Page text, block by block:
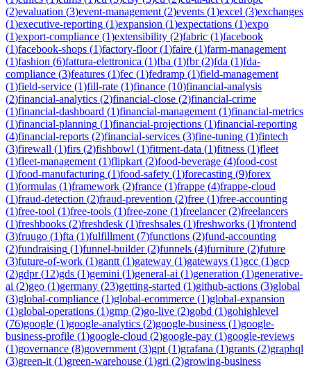
(2)evaluation (3)event-management (2)events (1)excel (3)exchanges
(1)executive-reporting (1)expansion (1)expectations (1)expo
(1)export-compliance (1)extensibility (2)fabric (1)facebook
(1)facebook-shops (1)factory-floor(1)faire (1)farm-management
(1)fashion (6)fattura-elettronica (1)fba (1)fbr(2)fda (1)fda-
compliance (3)features (1)fec (1)fedramp (1)field-management
(1)field-service (1)fill-rate (1)finance (10)financial-analysis
(2)financial-analytics (2)financial-close (2)financial-crime
(1)financial-dashboard (1)financial-management (1)financial-metrics
(1)financial-planning (1)financial-projections (1)financial-reporting
(4)financial-reports (2)financial-services (3)fine-tuning (1)fintech
(3)firewall (1)firs (2)fishbowl (1)fitment-data (1)fitness (1)fleet
(1)fleet-management (1)flipkart (2)food-beverage (4)food-cost
(1)food-manufacturing (1)food-safety (1)forecasting (9)forex
(1)formulas (1)framework (2)france (1)frappe (4)frappe-cloud
(1)fraud-detection (2)fraud-prevention (2)free (1)free-accounting
(1)free-tool (1)free-tools (1)free-zone (1)freelancer(2)freelancers
(1)freshbooks (2)freshdesk (1)freshsales (1)freshworks (1)frontend
(3)fruugo (1)fta (1)fulfillment (7)functions (2)fund-accounting
(2)fundraising (1)funnel-builder(2)funnels (4)furniture (2)future
(3)future-of-work (1)gantt (1)gateway (1)gateways (1)gcc (1)gcp
(2)gdpr(12)gds (1)gemini (1)general-ai (1)generation (1)generative-
ai (2)geo (1)germany (23)getting-started (1)github-actions (3)global
(3)global-compliance (1)global-ecommerce (1)global-expansion
(1)global-operations (1)gmp (2)go-live (2)gobd (1)gohighlevel
(76)google (1)google-analytics (2)google-business (1)google-
business-profile (1)google-cloud (2)google-pay (1)google-reviews
(1)governance (8)government (3)gpt (1)grafana (1)grants (2)graphql
(3)green-it (1)green-warehouse (1)gri (2)growing-business